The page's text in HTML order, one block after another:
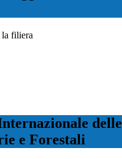
filiera
delle
e Forestali